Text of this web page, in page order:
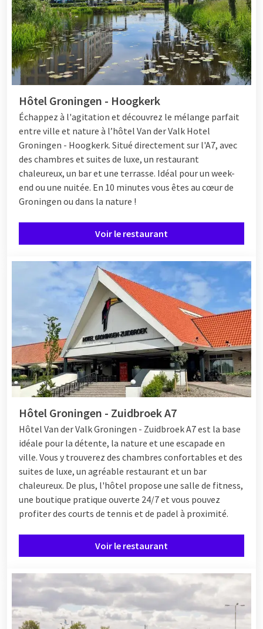
Hôtel Groningen - Hoogkerk
Échappez à l'agitation et découvrez le mélange parfait
entre ville et nature à l’hôtel Van der Valk Hotel
Groningen - Hoogkerk. Situé directement sur l'A7, avec
des chambres et suites de luxe, un restaurant
chaleureux, un bar et une terrasse. Idéal pour un week-
end ou une nuitée. En 10 minutes vous êtes au cœur de
Groningen ou dans la nature !
Voir le restaurant
Hôtel Groningen - Zuidbroek A7
Hôtel Van der Valk Groningen - Zuidbroek A7 est la base
idéale pour la détente, la nature et une escapade en
ville. Vous y trouverez des chambres confortables et des
suites de luxe, un agréable restaurant et un bar
chaleureux. De plus, l'hôtel propose une salle de fitness,
une boutique pratique ouverte 24/7 et vous pouvez
profiter des courts de tennis et de padel à proximité.
Voir le restaurant